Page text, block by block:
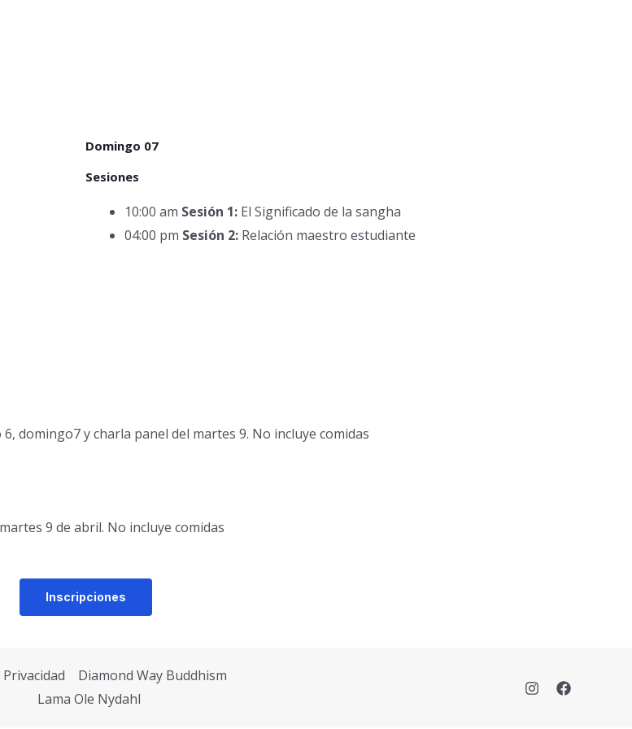
Domingo 07
Sesiones
10:00 am Sesión 1: El Significado de la sangha
04:00 pm Sesión 2: Relación maestro estudiante
domingo7 y charla panel del martes 9. No incluye comidas
9 de abril. No incluye comidas
Inscripciones
Diamond Way Buddhism
Lama Ole Nydahl